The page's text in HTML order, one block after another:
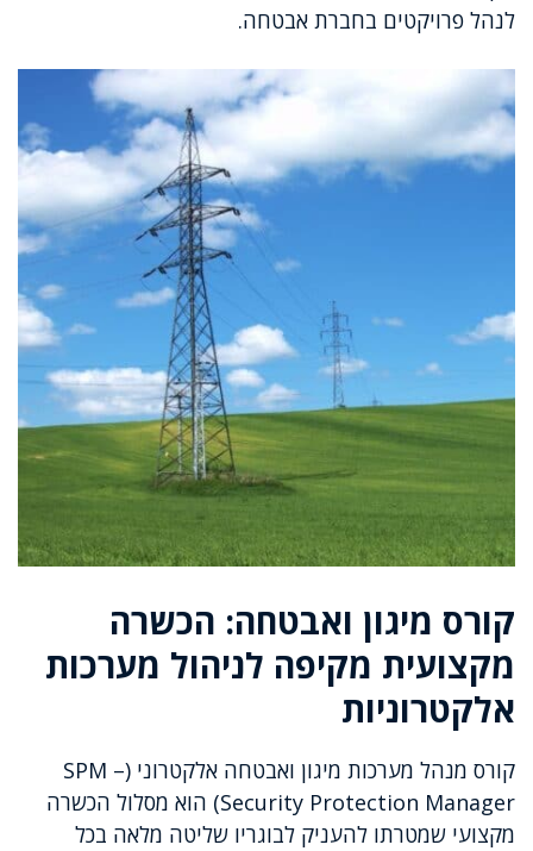
לנהל פרויקטים בחברת אבטחה.
קורס מיגון ואבטחה: הכשרה
מקצועית מקיפה לניהול מערכות
אלקטרוניות
קורס מנהל מערכות מיגון ואבטחה אלקטרוני (SPM –
Security Protection Manager) הוא מסלול הכשרה
מקצועי שמטרתו להעניק לבוגריו שליטה מלאה בכל